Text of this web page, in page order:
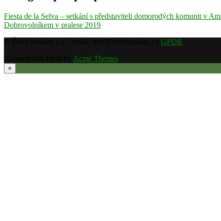
Fiesta de la Selva – setkání s představiteli domorodých komunit v
Dobrovolníkem v pralese 2019
GPDR
Acme Themes
×